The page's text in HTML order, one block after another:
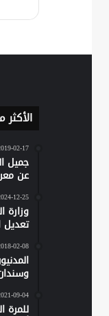
02-17
جميل
عن
12-25
وزارة
تعديل
02-08
09-04
للمرة